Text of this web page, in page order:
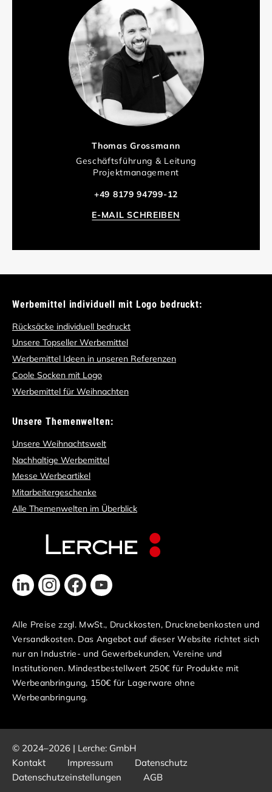
Thomas Grossmann
Geschäftsführung & Leitung
Projektmanagement
+49 8179 94799-12
E-MAIL SCHREIBEN
Werbemittel individuell mit Logo bedruckt:
Rücksäcke individuell bedruckt
Unsere Topseller Werbemittel
Werbemittel Ideen in unseren Referenzen
Coole Socken mit Logo
Werbemittel für Weihnachten
Unsere Themenwelten:
Unsere Weihnachtswelt
Nachhaltige Werbemittel
Messe Werbeartikel
Mitarbeitergeschenke
Alle Themenwelten im Überblick
Alle Preise zzgl. MwSt., Druckkosten, Drucknebenkosten und
Versandkosten. Das Angebot auf dieser Website richtet sich
nur an Industrie- und Gewerbekunden, Vereine und
Institutionen. Mindestbestellwert 250€ für Produkte mit
Werbeanbringung, 150€ für Lagerware ohne
Werbeanbringung.
© 2024–2026 | Lerche: GmbH
Kontakt
Impressum
Datenschutz
Datenschutzeinstellungen
AGB